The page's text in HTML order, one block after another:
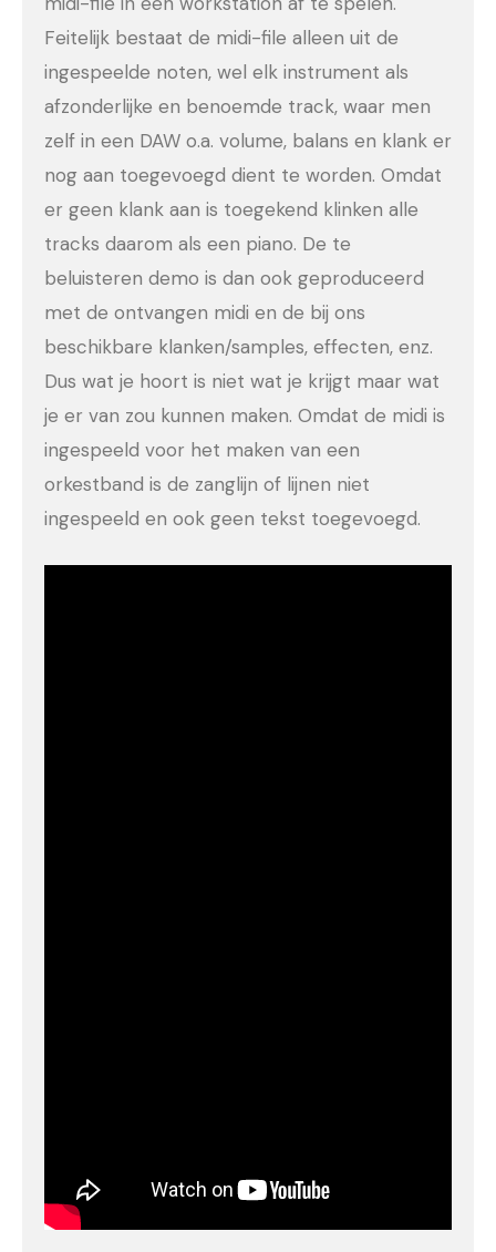
Feitelijk bestaat de midi-file alleen uit de
ingespeelde noten, wel elk instrument als
afzonderlijke en benoemde track, waar men
zelf in een DAW o.a. volume, balans en klank er
nog aan toegevoegd dient te worden. Omdat
er geen klank aan is toegekend klinken alle
tracks daarom als een piano. De te
beluisteren demo is dan ook geproduceerd
met de ontvangen midi en de bij ons
beschikbare klanken/samples, effecten, enz.
Dus wat je hoort is niet wat je krijgt maar wat
je er van zou kunnen maken. Omdat de midi is
ingespeeld voor het maken van een
orkestband is de zanglijn of lijnen niet
ingespeeld en ook geen tekst toegevoegd.